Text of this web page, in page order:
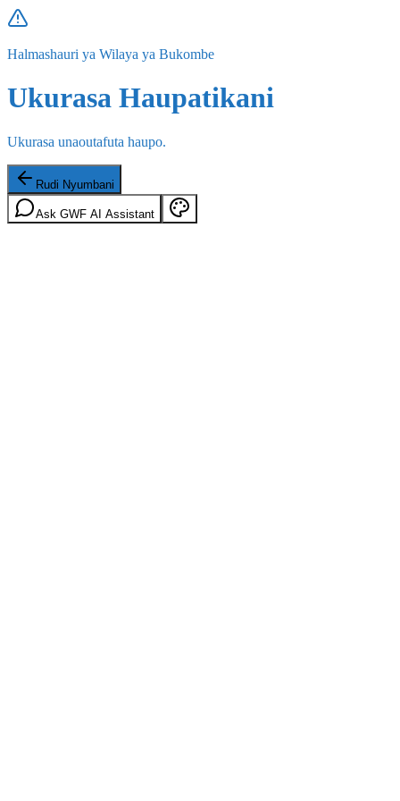
Halmashauri ya Wilaya ya Bukombe
Ukurasa Haupatikani
Ukurasa unaoutafuta haupo.
Rudi Nyumbani
Ask GWF AI Assistant